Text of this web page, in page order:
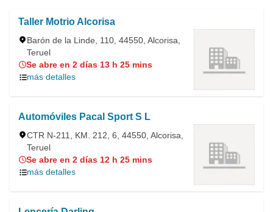
Taller Motrio Alcorisa
Barón de la Linde, 110, 44550, Alcorisa,
Teruel
Se abre en 2 días 13 h 25 mins
más detalles
Automóviles Pacal Sport S L
CTR N-211, KM. 212, 6, 44550, Alcorisa,
Teruel
Se abre en 2 días 12 h 25 mins
más detalles